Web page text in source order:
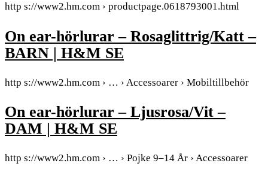
http s://www2.hm.com › productpage.0618793001.html
On ear-hörlurar – Rosaglittrig/Katt –
BARN | H&M SE
http s://www2.hm.com › … › Accessoarer › Mobiltillbehör
On ear-hörlurar – Ljusrosa/Vit –
DAM | H&M SE
http s://www2.hm.com › … › Pojke 9–14 År › Accessoarer